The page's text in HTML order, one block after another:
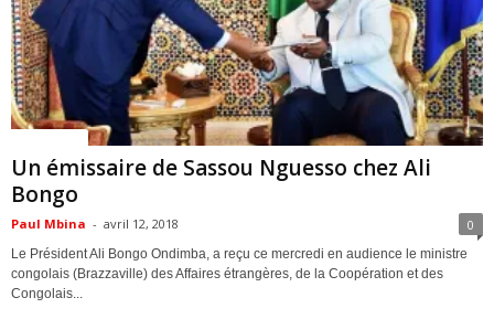
Un émissaire de Sassou Nguesso chez Ali
Bongo
Paul Mbina - avril 12, 2018 0
Le Président Ali Bongo Ondimba, a reçu ce mercredi en audience le ministre
congolais (Brazzaville) des Affaires étrangères, de la Coopération et des
Congolais...